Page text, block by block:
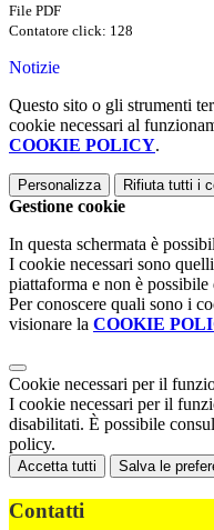
File PDF
Contatore click: 128
Notizie
Questo sito o gli strumenti
cookie necessari al
COOKIE POLICY.
Personalizza Rifiuta tutti i
Gestione cookie
In questa schermata è
I cookie necessari sono
piattaforma e non è
Per conoscere quali sono i
visionare la COOKIE
Cookie necessari per il
I cookie necessari per il
disabilitati. È possibile
policy.
Accetta tutti Salva le
Contatti